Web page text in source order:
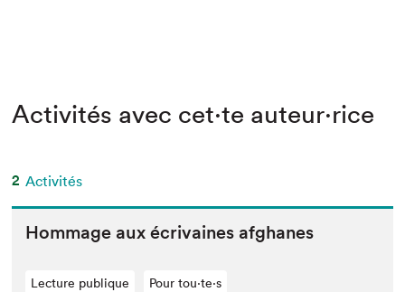
Activités avec cet·te auteur·rice
2 Activités
Hom­mage aux écrivaines afghanes
Lecture publique Pour tou⋅te⋅s